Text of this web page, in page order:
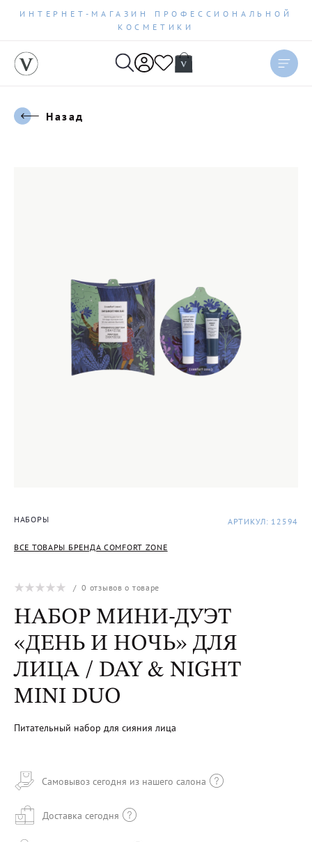
ИНТЕРНЕТ-МАГАЗИН ПРОФЕССИОНАЛЬНОЙ
КОСМЕТИКИ
Назад
НАБОРЫ
ВСЕ ТОВАРЫ БРЕНДА COMFORT ZONE
АРТИКУЛ: 12594
/0 отзывов о товаре
НАБОР МИНИ-ДУЭТ
«ДЕНЬ И НОЧЬ» ДЛЯ
ЛИЦА / DAY & NIGHT
MINI DUO
Питательный набор для сияния лица
Самовывоз сегодня из нашего салона
Доставка сегодня